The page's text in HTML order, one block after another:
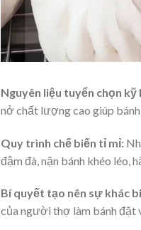
Nguyên liệu tuyển chọn
nở chất lượng cao giúp bánh
Quy trình chế biến tỉ mỉ:
đậm đà, nặn bánh khéo léo,
Bí quyết tạo nên sự khác
của người thợ làm bánh đặt